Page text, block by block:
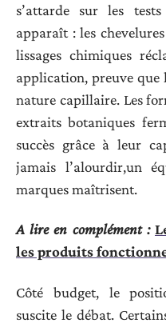
s’attarde sur les
apparaît : les
lissages chimiques
application, preuve que
nature capillaire. Les
extraits botaniques
succès grâce à leur
jamais l’alourdir,un
marques maîtrisent.
A lire en complément :
les produits
Côté budget, le
suscite le débat.